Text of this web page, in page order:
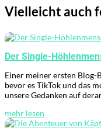
Vielleicht auch
Der Single-
Einer meiner ersten
bevor es TikTok und das
unsere Gedanken auf
mehr lesen